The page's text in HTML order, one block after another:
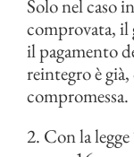
Solo nel caso
comprovata,
il pagamento
reintegro è
compromessa.
2. Con la